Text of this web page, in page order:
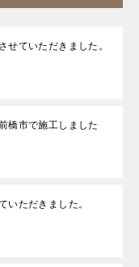
せていただきました。
橋市で施工しました
いただきました。